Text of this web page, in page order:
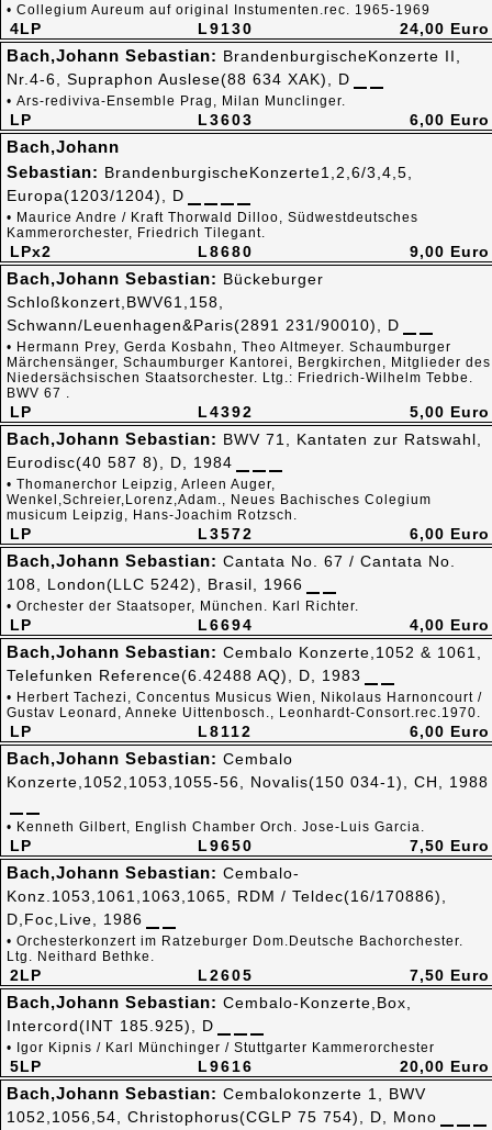
L9130
4LP
• Collegium Aureum auf original Instumenten.rec. 1965-1969
24,00 Euro
L3603
LP
Bach,Johann Sebastian: BrandenburgischeKonzerte II,
Nr.4-6, Supraphon Auslese(88 634 XAK), D
• Ars-rediviva-Ensemble Prag, Milan Munclinger.
6,00 Euro
L8680
LPx2
Bach,Johann
Sebastian: BrandenburgischeKonzerte1,2,6/3,4,5,
Europa(1203/1204), D
• Maurice Andre / Kraft Thorwald Dilloo, Südwestdeutsches
Kammerorchester, Friedrich Tilegant.
9,00 Euro
L4392
LP
Bach,Johann Sebastian: Bückeburger
Schloßkonzert,BWV61,158,
Schwann/Leuenhagen&Paris(2891 231/90010), D
• Hermann Prey, Gerda Kosbahn, Theo Altmeyer. Schaumburger
Märchensänger, Schaumburger Kantorei, Bergkirchen, Mitglieder des
Niedersächsischen Staatsorchester. Ltg.: Friedrich-Wilhelm Tebbe.
BWV 67 .
5,00 Euro
L3572
LP
Bach,Johann Sebastian: BWV 71, Kantaten zur Ratswahl,
Eurodisc(40 587 8), D, 1984
• Thomanerchor Leipzig, Arleen Auger,
Wenkel,Schreier,Lorenz,Adam., Neues Bachisches Colegium
musicum Leipzig, Hans-Joachim Rotzsch.
6,00 Euro
L6694
LP
Bach,Johann Sebastian: Cantata No. 67 / Cantata No.
108, London(LLC 5242), Brasil, 1966
• Orchester der Staatsoper, München. Karl Richter.
4,00 Euro
L8112
LP
Bach,Johann Sebastian: Cembalo Konzerte,1052 & 1061,
Telefunken Reference(6.42488 AQ), D, 1983
• Herbert Tachezi, Concentus Musicus Wien, Nikolaus Harnoncourt /
Gustav Leonard, Anneke Uittenbosch., Leonhardt-Consort.rec.1970.
6,00 Euro
L9650
LP
Bach,Johann Sebastian: Cembalo
Konzerte,1052,1053,1055-56, Novalis(150 034-1), CH, 1988
• Kenneth Gilbert, English Chamber Orch. Jose-Luis Garcia.
7,50 Euro
L2605
2LP
Bach,Johann Sebastian: Cembalo-
Konz.1053,1061,1063,1065, RDM / Teldec(16/170886),
D,Foc,Live, 1986
• Orchesterkonzert im Ratzeburger Dom.Deutsche Bachorchester.
Ltg. Neithard Bethke.
7,50 Euro
L9616
5LP
Bach,Johann Sebastian: Cembalo-Konzerte,Box,
Intercord(INT 185.925), D
• Igor Kipnis / Karl Münchinger / Stuttgarter Kammerorchester
20,00 Euro
Bach,Johann Sebastian: Cembalokonzerte 1, BWV
1052,1056,54, Christophorus(CGLP 75 754), D, Mono